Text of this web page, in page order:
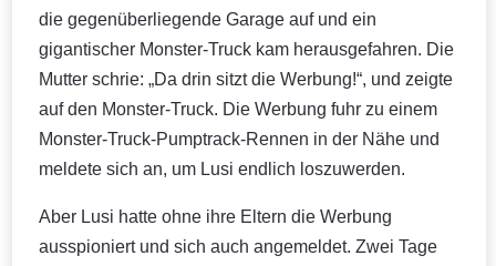
die gegenüberliegende Garage auf und ein
gigantischer Monster-Truck kam herausgefahren. Die
Mutter schrie: „Da drin sitzt die Werbung!“, und zeigte
auf den Monster-Truck. Die Werbung fuhr zu einem
Monster-Truck-Pumptrack-Rennen in der Nähe und
meldete sich an, um Lusi endlich loszuwerden.
Aber Lusi hatte ohne ihre Eltern die Werbung
ausspioniert und sich auch angemeldet. Zwei Tage